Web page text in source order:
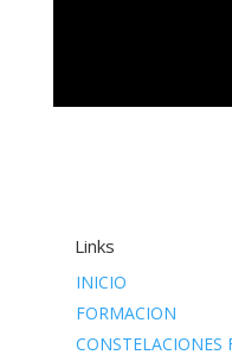
Links
INICIO
FORMACION
CONSTELACIONES